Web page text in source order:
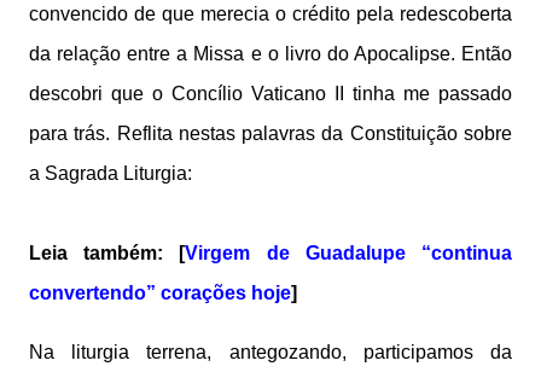
convencido de que merecia o crédito pela redescoberta
da relação entre a Missa e o livro do Apocalipse. Então
descobri que o Concílio Vaticano II tinha me passado
para trás. Reflita nestas palavras da Constituição sobre
a Sagrada Liturgia:
Leia também: [Virgem de Guadalupe “continua
convertendo” corações hoje]
Na liturgia terrena, antegozando, participamos da